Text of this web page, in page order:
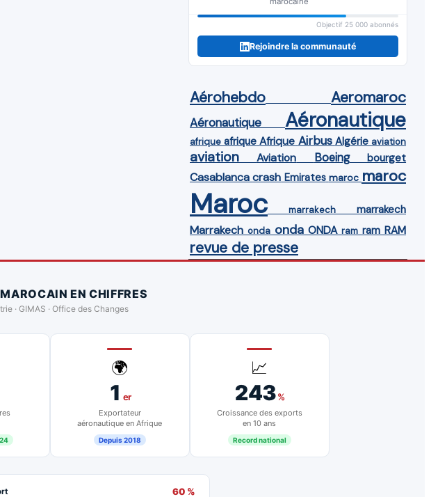
Objectif 25 000 abonnés
Rejoindre la communauté
Aérohebdo Aeromaroc
Aéronautique Aéronautique
afrique afrique Afrique Airbus Algérie aviation
aviation Aviation Boeing bourget
Casablanca crash Emirates maroc maroc
Maroc marrakech marrakech
Marrakech onda onda ONDA ram ram RAM
revue de presse
EN CHIFFRES
· GIMAS · Office des Changes
🌍
1 er
Exportateur
aéronautique en Afrique
Depuis 2018
📈
243%
Croissance des exports
en 10 ans
Record national
60 %